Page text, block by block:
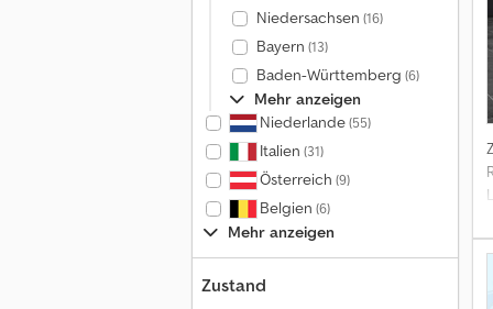
Niedersachsen (16)
Bayern (13)
Baden-Württemberg (6)
Mehr anzeigen
Niederlande(55)
Italien (31)
Österreich (9)
Belgien (6)
Mehr anzeigen
Zustand